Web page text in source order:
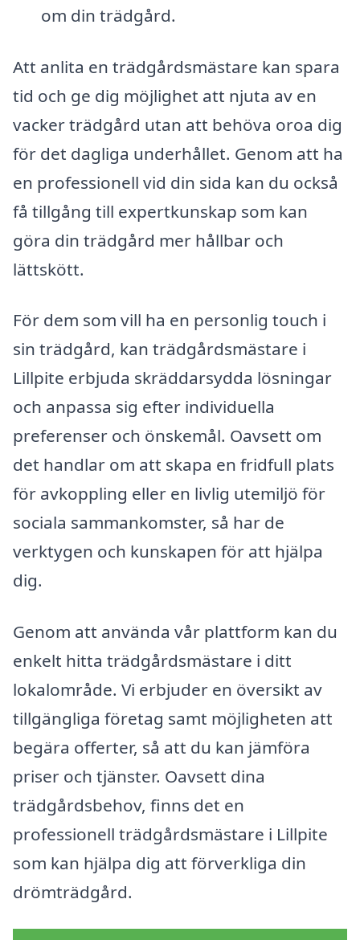
om din trädgård.
Att anlita en trädgårdsmästare kan spara
tid och ge dig möjlighet att njuta av en
vacker trädgård utan att behöva oroa dig
för det dagliga underhållet. Genom att ha
en professionell vid din sida kan du också
få tillgång till expertkunskap som kan
göra din trädgård mer hållbar och
lättskött.
För dem som vill ha en personlig touch i
sin trädgård, kan trädgårdsmästare i
Lillpite erbjuda skräddarsydda lösningar
och anpassa sig efter individuella
preferenser och önskemål. Oavsett om
det handlar om att skapa en fridfull plats
för avkoppling eller en livlig utemiljö för
sociala sammankomster, så har de
verktygen och kunskapen för att hjälpa
dig.
Genom att använda vår plattform kan du
enkelt hitta trädgårdsmästare i ditt
lokalområde. Vi erbjuder en översikt av
tillgängliga företag samt möjligheten att
begära offerter, så att du kan jämföra
priser och tjänster. Oavsett dina
trädgårdsbehov, finns det en
professionell trädgårdsmästare i Lillpite
som kan hjälpa dig att förverkliga din
drömträdgård.